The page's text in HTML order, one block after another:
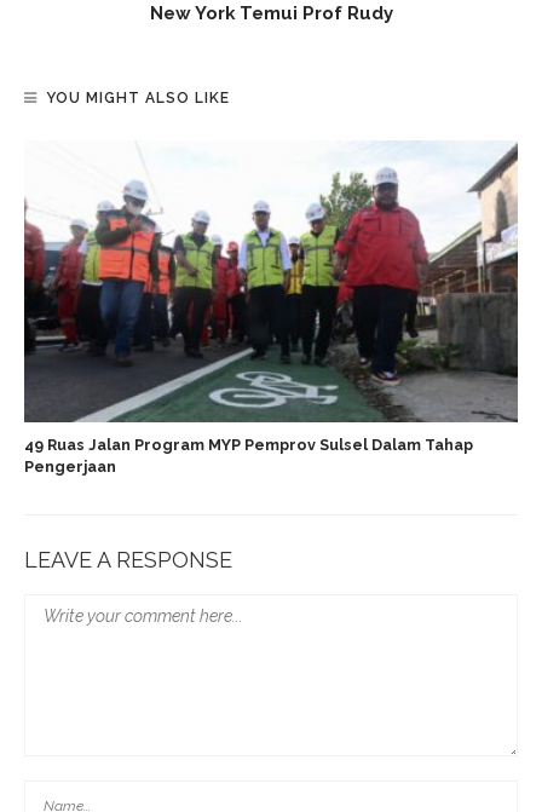
New York Temui Prof Rudy
YOU MIGHT ALSO LIKE
49 Ruas Jalan Program MYP Pemprov Sulsel Dalam Tahap
Pengerjaan
LEAVE A RESPONSE